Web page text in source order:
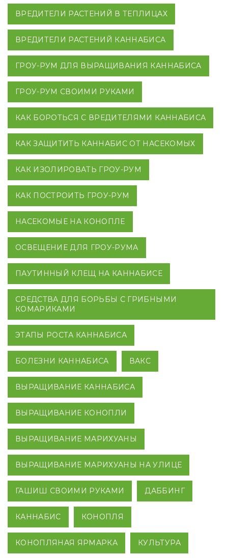
ВРЕДИТЕЛИ РАСТЕНИЙ В ТЕПЛИЦАХ
ВРЕДИТЕЛИ РАСТЕНИЙ КАННАБИСА
ГРОУ-РУМ ДЛЯ ВЫРАЩИВАНИЯ КАННАБИСА
ГРОУ-РУМ СВОИМИ РУКАМИ
КАК БОРОТЬСЯ С ВРЕДИТЕЛЯМИ КАННАБИСА
КАК ЗАЩИТИТЬ КАННАБИС ОТ НАСЕКОМЫХ
КАК ИЗОЛИРОВАТЬ ГРОУ-РУМ
КАК ПОСТРОИТЬ ГРОУ-РУМ
НАСЕКОМЫЕ НА КОНОПЛЕ
ОСВЕЩЕНИЕ ДЛЯ ГРОУ-РУМА
ПАУТИННЫЙ КЛЕЩ НА КАННАБИСЕ
СРЕДСТВА ДЛЯ БОРЬБЫ С ГРИБНЫМИ
КОМАРИКАМИ
ЭТАПЫ РОСТА КАННАБИСА
БОЛЕЗНИ КАННАБИСА ВАКС
ВЫРАЩИВАНИЕ КАННАБИСА
ВЫРАЩИВАНИЕ КОНОПЛИ
ВЫРАЩИВАНИЕ МАРИХУАНЫ
ВЫРАЩИВАНИЕ МАРИХУАНЫ НА УЛИЦЕ
ГАШИШ СВОИМИ РУКАМИ ДАББИНГ
КАННАБИС КОНОПЛЯ
КОНОПЛЯНАЯ ЯРМАРКА КУЛЬТУРА